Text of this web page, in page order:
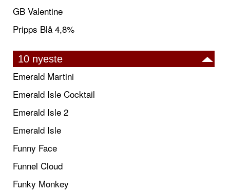
GB Valentine
Pripps Blå 4,8%
10 nyeste
Emerald Martini
Emerald Isle Cocktail
Emerald Isle 2
Emerald Isle
Funny Face
Funnel Cloud
Funky Monkey